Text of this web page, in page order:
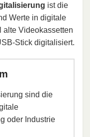
ist die
Werte in digitale
alte Videokassetten
Stick digitalisiert.
sind die
oder Industrie